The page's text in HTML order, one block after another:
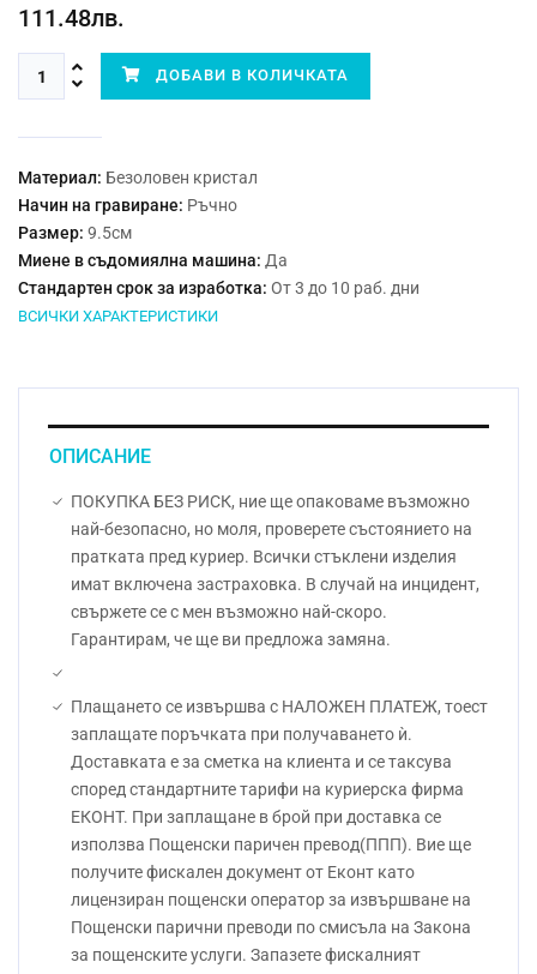
111.48лв.
ДОБАВИ В КОЛИЧКАТА
Материал: Безоловен кристал
Начин на гравиране: Ръчно
Размер: 9.5см
Миене в съдомиялна машина: Да
Стандартен срок за изработка: От 3 до 10 раб. дни
ВСИЧКИ ХАРАКТЕРИСТИКИ
ОПИСАНИЕ
ПОКУПКА БЕЗ РИСК, ние ще опаковаме възможно
най-безопасно, но моля, проверете състоянието на
пратката пред куриер. Всички стъклени изделия
имат включена застраховка. В случай на инцидент,
свържете се с мен възможно най-скоро.
Гарантирам, че ще ви предложа замяна.
Плащането се извършва с НАЛОЖЕН ПЛАТЕЖ, тоест
заплащате поръчката при получаването ѝ.
Доставката е за сметка на клиента и се таксува
според стандартните тарифи на куриерска фирма
ЕКОНТ. При заплащане в брой при доставка се
използва Пощенски паричен превод(ППП). Вие ще
получите фискален документ от Еконт като
лицензиран пощенски оператор за извършване на
Пощенски парични преводи по смисъла на Закона
за пощенските услуги. Запазете фискалният